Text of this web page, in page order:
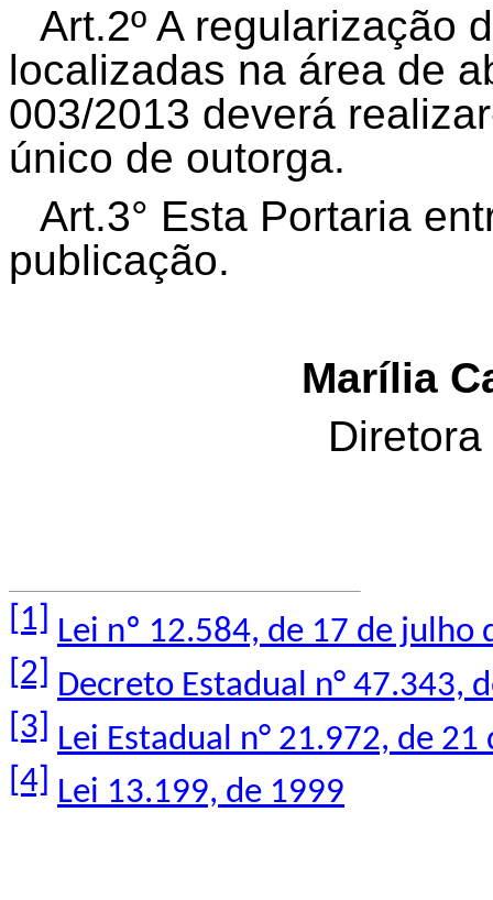
Art.2º A regularização
localizadas na área de
003/2013 deverá
único de outorga.
Art.3° Esta Portaria
publicação.
Marília
[1]
Lei nº 12.584, de 17 de julho
[2]
Decreto Estadual n° 47.343,
[3]
Lei Estadual n° 21.972, de
[4] Lei 13.199, de 1999